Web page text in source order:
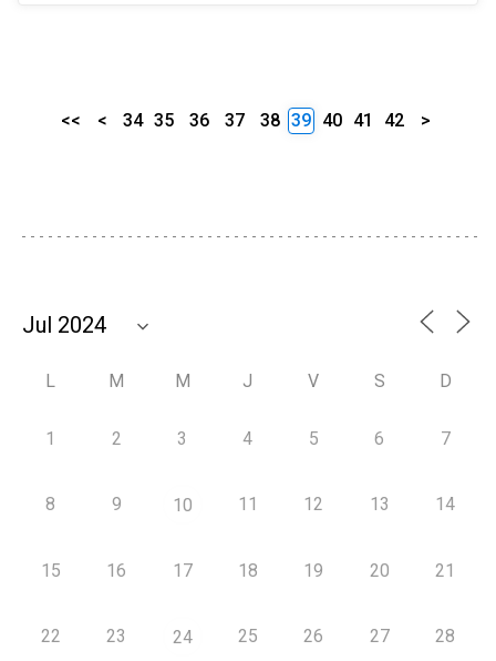
<< < 34 35 36 37 38 39 40 41 42 >
L M M J V S D
1 2 3 4 5 6 7
8 9 10 11 12 13 14
15 16 17 18 19 20 21
22 23 24 25 26 27 28